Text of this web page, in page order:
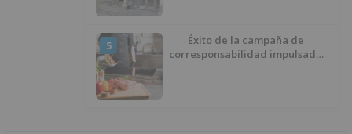
5
Éxito de la campaña de
corresponsabilidad impulsada